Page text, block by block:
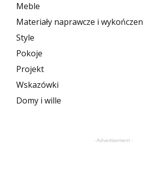
Meble
Materiały naprawcze i
Style
Pokoje
Projekt
Wskazówki
Domy i wille
- Advertisement -